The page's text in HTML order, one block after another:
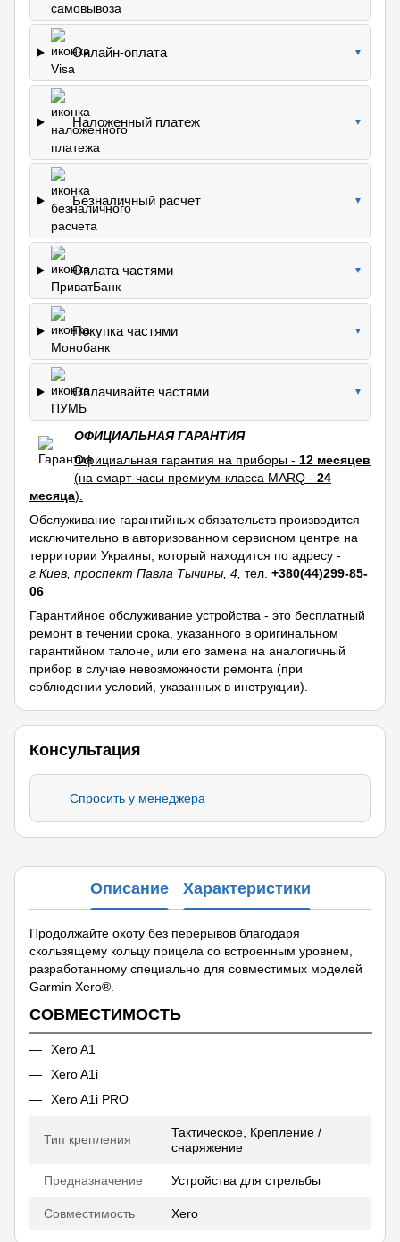
Онлайн-оплата ▼
Наложенный платеж ▼
Безналичный расчет ▼
Оплата частями ▼
Покупка частями ▼
Оплачивайте частями ▼
ОФИЦИАЛЬНАЯ ГАРАНТИЯ
Официальная гарантия на приборы - 12 месяцев
(на смарт-часы премиум-класса MARQ - 24
месяца).
Обслуживание гарантийных обязательств производится
исключительно в авторизованном сервисном центре на
территории Украины, который находится по адресу -
г.Киев, проспект Павла Тычины, 4, тел. +380(44)299-85-
06
Гарантийное обслуживание устройства - это бесплатный
ремонт в течении срока, указанного в оригинальном
гарантийном талоне, или его замена на аналогичный
прибор в случае невозможности ремонта (при
соблюдении условий, указанных в инструкции).
Консультация
Спросить у менеджера
Описание Характеристики
Продолжайте охоту без перерывов благодаря
скользящему кольцу прицела со встроенным уровнем,
разработанному специально для совместимых моделей
Garmin Xero®.
СОВМЕСТИМОСТЬ
Xero A1
Xero A1i
Xero A1i PRO
Тип крепления
Тактическое, Крепление /
снаряжение
Предназначение Устройства для стрельбы
Совместимость Xero